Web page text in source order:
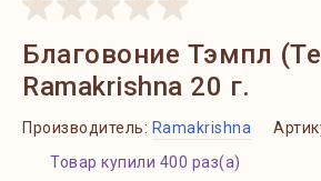
Благовоние Тэмпл
Ramakrishna 20 г.
Производитель: Ramakrishna
Товар купили 400 раз(а)